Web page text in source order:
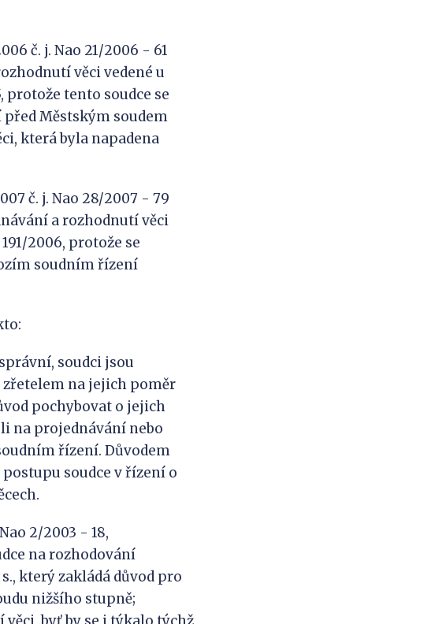
č. j. Nao 21/2006 - 61
věci vedené u
protože tento soudce se
Městským soudem
která byla napadena
č. j. Nao 28/2007 - 79
a rozhodnutí věci
2006, protože se
soudním řízení
soudci jsou
na jejich poměr
pochybovat o jejich
na projednávání nebo
řízení. Důvodem
soudce v řízení o
2/2003 - 18,
na rozhodování
který zakládá důvod pro
nižšího stupně;